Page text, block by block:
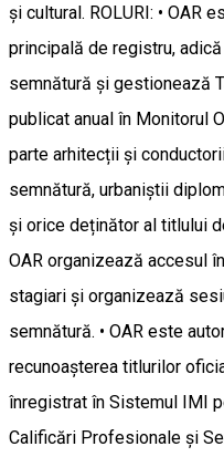
și cultural. ROLURI: • OAR
principală de registru,
semnătură și gestionează
publicat anual în Monitorul
parte arhitecții și
semnătură, urbaniștii
și orice deținător al titlului
OAR organizează accesul
stagiari și organizează
semnătură. • OAR este
recunoașterea titlurilor
înregistrat în Sistemul IMI
Calificări Profesionale și